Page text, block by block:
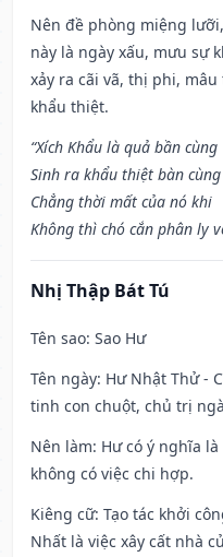
Nên đề phòng miệng
này là ngày xấu, mưu sự
xảy ra cãi vã, thị phi,
khẩu thiệt.
“Xích Khẩu là quả bần cùng
Sinh ra khẩu thiệt bàn
Chẳng thời mất của nó khi
Không thì chó cắn phân ly
Nhị Thập Bát Tú
Tên sao: Sao Hư
Tên ngày: Hư Nhật Thử -
tinh con chuột, chủ trị
Nên làm: Hư có ý nghĩa
không có việc chi hợp.
Kiêng cữ: Tạo tác khởi
Nhất là việc xây cất nhà